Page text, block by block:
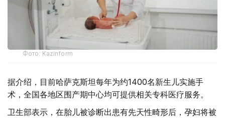
Фото: Kazinform
据介绍，目前哈萨克斯坦每年为约1400名新生儿实施手
术，全国各地区围产期中心均可提供相关专科医疗服务。
卫生部表示，在胎儿被诊断出患有先天性畸形后，孕妇将被